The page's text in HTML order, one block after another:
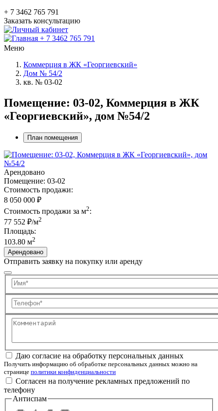
+ 7 3462 765 791
Заказать консультацию
+ 7 3462 765 791
Меню
Коммерция в ЖК «Георгиевский»
Дом № 54/2
кв. № 03-02
Помещение: 03-02, Коммерция в ЖК
«Георгиевский», дом №54/2
План помещения
Арендовано
Помещение: 03-02
Стоимость продажи:
8 050 000 ₽
Стоимость продажи за м2:
77 552 ₽/м2
Площадь:
103.80 м2
Арендовано
Отправить заявку на покупку или аренду
Имя
Телефон
Комментарий
Даю согласие на обработку персональных данных
Получить информацию об обработке персональных данных можно на
странице политики конфиденциальности
Согласен на получение рекламных предложений по
телефону
Антиспам
   .oooo.      .o       .ooo     .ooooo.